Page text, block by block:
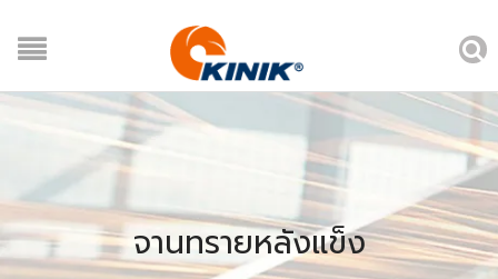
จานทรายหลังแข็ง